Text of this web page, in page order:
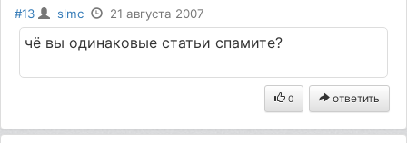
#13 slmc 21 августа 2007
чё вы одинаковые статьи спамите?
0 ответить